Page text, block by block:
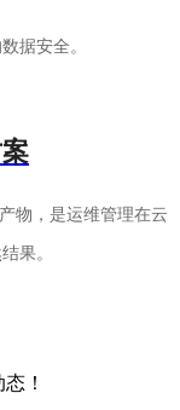
据安全。
物，是运维管理在云
果。
！